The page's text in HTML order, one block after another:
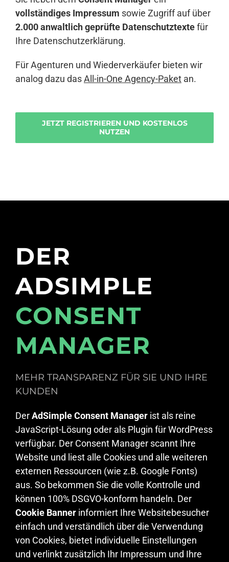
vollständiges Impressum sowie Zugriff auf über
2.000 anwaltlich geprüfte Datenschutztextefür
Ihre Datenschutzerklärung.
Für Agenturen und Wiederverkäufer bieten wir
analog dazu dasAll-in-One Agency-Paket an.
JETZT REGISTRIEREN UND KOSTENLOS
NUTZEN
DER
ADSIMPLE
CONSENT
MANAGER
MEHR TRANSPARENZ FÜR SIE UND IHRE
KUNDEN
DerAdSimple Consent Manager ist als reine
JavaScript-Lösung oder als Plugin für WordPress
verfügbar. Der Consent Manager scannt Ihre
Website und liest alle Cookies und alle weiteren
externen Ressourcen (wie z.B. Google Fonts)
aus. So bekommen Sie die volle Kontrolle und
können 100% DSGVO-konform handeln. Der
Cookie Banner informiert Ihre Websitebesucher
einfach und verständlich über die Verwendung
von Cookies, bietet individuelle Einstellungen
und verlinkt zusätzlich Ihr Impressum und Ihre